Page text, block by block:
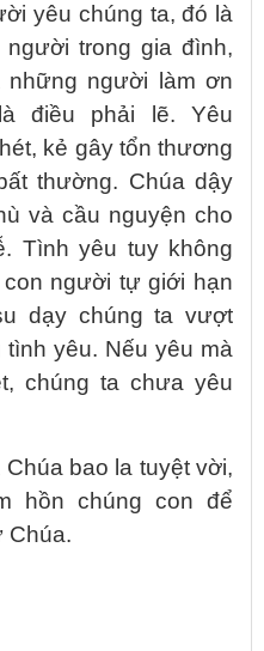
yêu chúng ta, đó là
trong gia đình,
những người làm ơn
điều phải lẽ. Yêu
kẻ gây tổn thương
thường. Chúa dậy
và cầu nguyện cho
Tình yêu tuy không
người tự giới hạn
dạy chúng ta vượt
yêu. Nếu yêu mà
chúng ta chưa yêu
bao la tuyệt vời,
hồn chúng con để
Chúa.